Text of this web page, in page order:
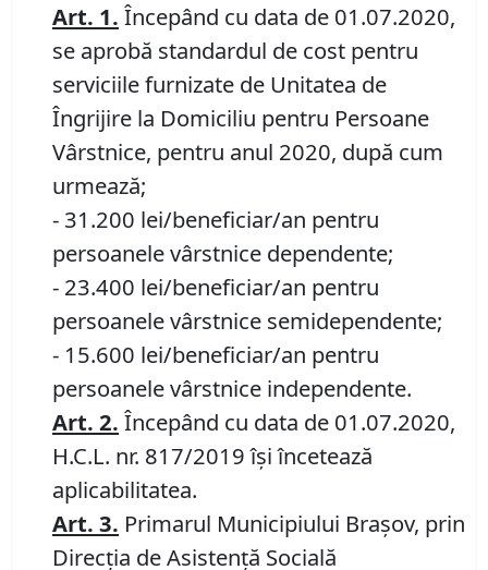
Art. 1. Începând cu data de 01.07.2020,
se aprobă standardul de cost pentru
serviciile furnizate de Unitatea de
Îngrijire la Domiciliu pentru Persoane
Vârstnice, pentru anul 2020, după cum
urmează;
- 31.200 lei/beneficiar/an pentru
persoanele vârstnice dependente;
- 23.400 lei/beneficiar/an pentru
persoanele vârstnice semidependente;
- 15.600 lei/beneficiar/an pentru
persoanele vârstnice independente.
Art. 2. Începând cu data de 01.07.2020,
H.C.L. nr. 817/2019 își încetează
aplicabilitatea.
Art. 3. Primarul Municipiului Braşov, prin
Direcția de Asistență Socială